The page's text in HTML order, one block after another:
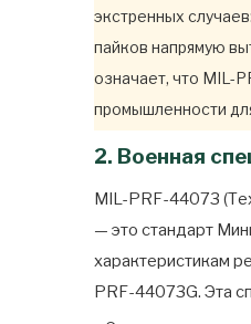
экстренных
пайков напрямую
означает, что MIL-
промышленности
2. Военная
MIL-PRF-44073
— это стандарт
характеристикам
PRF-44073G. Эта